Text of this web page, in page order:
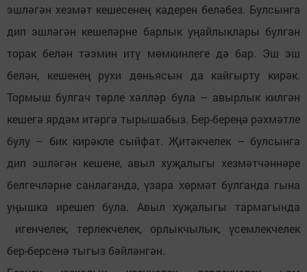
эшләгән хезмәт кешесенең кадерен беләбез. Булсынга
дип эшләгән кешеләрне барлык уңайлыклары булган
торак белән тәэмин итү мөмкинлеге дә бар. Эш эш
белән, кешенең рухи дөньясын да кайгырту кирәк.
Тормыш булгач төрле хәлләр була – авырлык килгән
кешегә ярдәм итәргә тырышабыз. Бер-береңә рәхмәтле
булу – бик кирәкле сыйфат. Җитәкчелек – булсынга
дип эшләгән кешене, авыл хуҗалыгы хезмәтчәннәре
белгечләрне санлаганда, үзара хөрмәт булганда гына
уңышка ирешеп була. Авыл хуҗалыгы тармагында
игенчелек, терлекчелек, орлыкчылык, үсемлекчелек
бер-берсенә тыгыз бәйләнгән.